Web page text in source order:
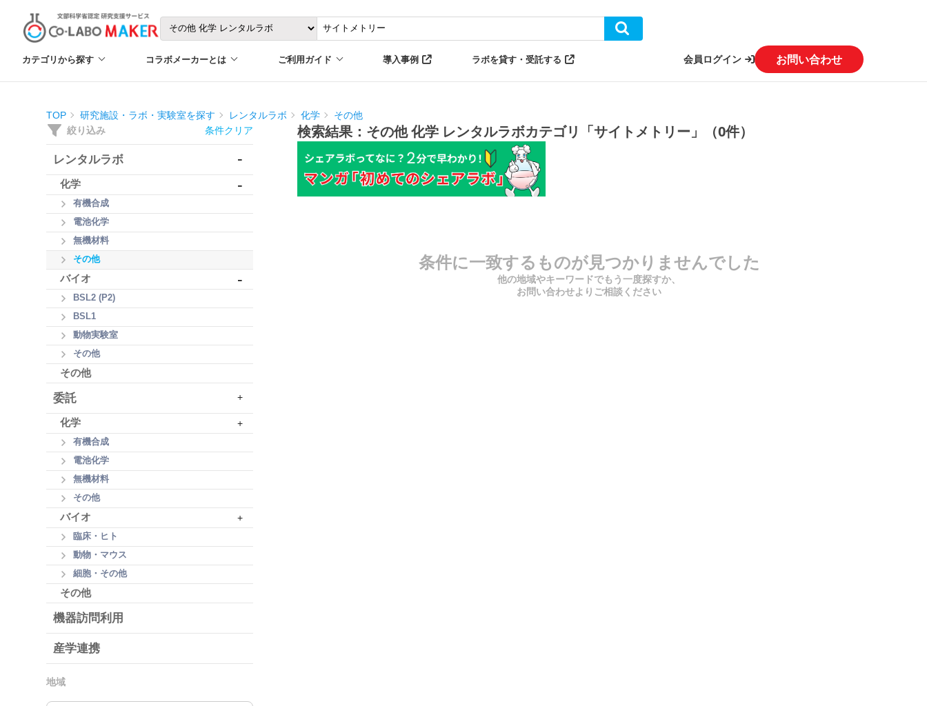
カテゴリから探す コラボメーカーとは ご利用ガイド 導入事例 ラボを貸す・受託する 会員ログイン お問い合わせ
TOP 研究施設・ラボ・実験室を探す レンタルラボ 化学 その他
絞り込み 条件クリア
レンタルラボ -
化学 -
有機合成
電池化学
無機材料
その他
バイオ -
BSL2 (P2)
BSL1
動物実験室
その他
その他
委託 +
化学 +
有機合成
電池化学
無機材料
その他
バイオ +
臨床・ヒト
動物・マウス
細胞・その他
その他
機器訪問利用
産学連携
地域
検索結果：その他 化学 レンタルラボカテゴリ「サイトメトリー」（0件）
条件に一致するものが見つかりませんでした
他の地域やキーワードでもう一度探すか、
お問い合わせよりご相談ください